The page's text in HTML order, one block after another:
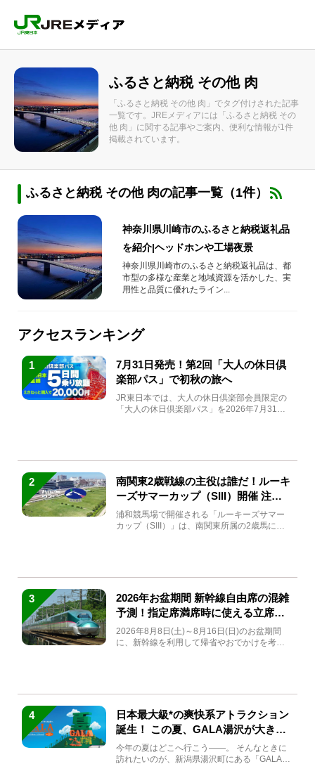
ふるさと納税 その他 肉
「ふるさと納税 その他 肉」でタグ付けされた記事
一覧です。JREメディアには「ふるさと納税 その
他 肉」に関する記事やご案内、便利な情報が1件
掲載されています。
ふるさと納税 その他 肉の記事一覧（1件）
神奈川県川崎市のふるさと納税返礼品
を紹介|ヘッドホンや工場夜景
神奈川県川崎市のふるさと納税返礼品は、都
市型の多様な産業と地域資源を活かした、実
用性と品質に優れたライン...
アクセスランキング
1
7月31日発売！第2回「大人の休日倶
楽部パス」で初秋の旅へ
JR東日本では、大人の休日倶楽部会員限定の
「大人の休日倶楽部パス」を2026年7月31日
2
南関東2歳戦線の主役は誰だ！ルーキ
ーズサマーカップ（SIII）開催 注目
馬と見どころをチェック
浦和競馬場で開催される「ルーキーズサマー
カップ（SIII）」は、南関東所属の2歳馬によ
3
2026年お盆期間 新幹線自由席の混雑
予測！指定席満席時に使える立席特
急券も解説
2026年8月8日(土)～8月16日(日)のお盆期間
に、新幹線を利用して帰省やおでかけを考え
4
日本最大級*の爽快系アトラクション
誕生！ この夏、GALA湯沢が大きく
生まれ変わる
今年の夏はどこへ行こう――。 そんなときに
訪れたいのが、新潟県湯沢町にある「GALA湯